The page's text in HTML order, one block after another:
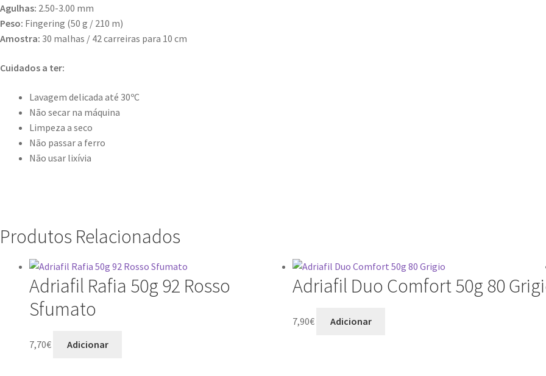
Agulhas: 2.50-3.00 mm
Peso: Fingering (50 g / 210 m)
Amostra: 30 malhas / 42 carreiras para 10 cm
Cuidados a ter:
Lavagem delicada até 30ºC
Não secar na máquina
Limpeza a seco
Não passar a ferro
Não usar lixívia
Produtos Relacionados
Adriafil Rafia 50g 92 Rosso
Sfumato
7,70€ Adicionar
Adriafil Duo Comfort 50g 80
7,90€ Adicionar